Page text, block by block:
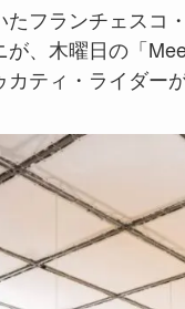
フランチェスコ
、木曜日の「
ティ・ライダー